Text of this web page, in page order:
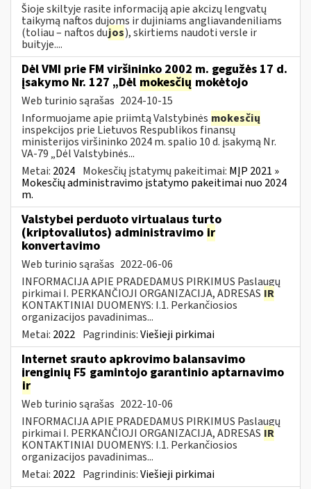
Šioje skiltyje rasite informaciją apie akcizų lengvatų
taikymą naftos dujoms ir dujiniams angliavandeniliams
(toliau – naftos dujos), skirtiems naudoti versle ir
buityje....
Dėl VMI prie FM viršininko 2002 m. gegužės 17 d.
įsakymo Nr. 127 „Dėl mokesčių mokėtojo
Web turinio sąrašas 2024-10-15
Informuojame apie priimtą Valstybinės mokesčių
inspekcijos prie Lietuvos Respublikos finansų
ministerijos viršininko 2024 m. spalio 10 d. įsakymą Nr.
VA-79 „Dėl Valstybinės...
Metai: 2024 Mokesčių įstatymų pakeitimai: MĮP 2021 »
Mokesčių administravimo įstatymo pakeitimai nuo 2024
m.
Valstybei perduoto virtualaus turto
(kriptovaliutos) administravimo ir
konvertavimo
Web turinio sąrašas 2022-06-06
INFORMACIJA APIE PRADEDAMUS PIRKIMUS Paslaugų
pirkimai I. PERKANČIOJI ORGANIZACIJA, ADRESAS IR
KONTAKTINIAI DUOMENYS: I.1. Perkančiosios
organizacijos pavadinimas...
Metai: 2022 Pagrindinis:Viešieji pirkimai
Internet srauto apkrovimo balansavimo
įrenginių F5 gamintojo garantinio aptarnavimo
ir
Web turinio sąrašas 2022-10-06
INFORMACIJA APIE PRADEDAMUS PIRKIMUS Paslaugų
pirkimai I. PERKANČIOJI ORGANIZACIJA, ADRESAS IR
KONTAKTINIAI DUOMENYS: I.1. Perkančiosios
organizacijos pavadinimas...
Metai: 2022 Pagrindinis:Viešieji pirkimai